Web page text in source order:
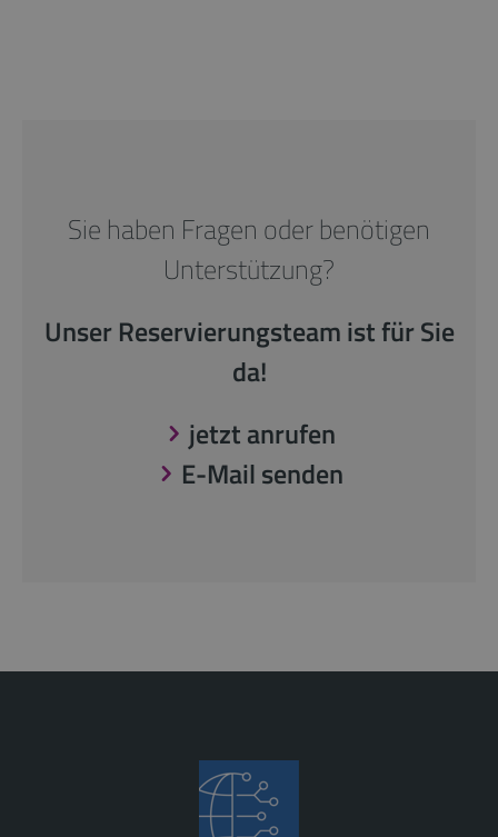
Sie haben Fragen oder benötigen
Unterstützung?
Unser Reservierungsteam ist für Sie
da!
jetzt anrufen
E-Mail senden